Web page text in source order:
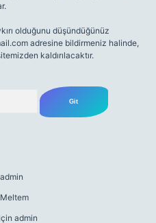
olduğunu düşündüğünüz
adresine bildirmeniz halinde,
kaldırılacaktır.
admin
Meltem
admin